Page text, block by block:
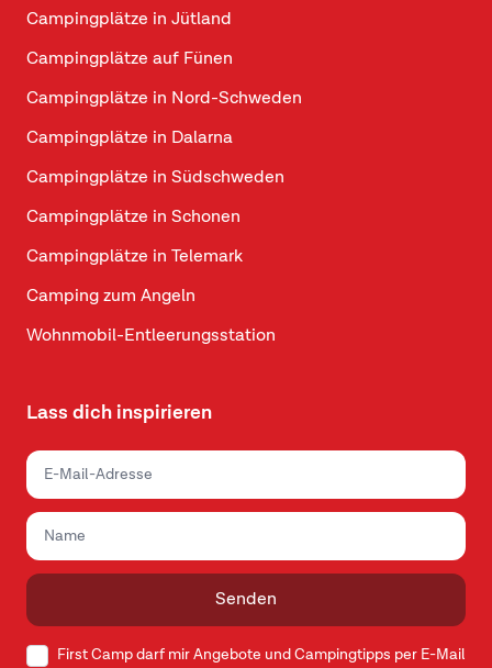
Campingplätze in Jütland
Campingplätze auf Fünen
Campingplätze in Nord-Schweden
Campingplätze in Dalarna
Campingplätze in Südschweden
Campingplätze in Schonen
Campingplätze in Telemark
Camping zum Angeln
Wohnmobil-Entleerungsstation
Lass dich inspirieren
Senden
First Camp darf mir Angebote und Campingtipps per E-Mail